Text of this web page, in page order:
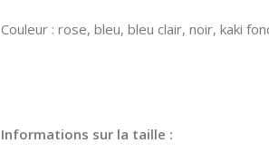
Couleur : rose, bleu, bleu clair, noir, kaki
Informations sur la taille :